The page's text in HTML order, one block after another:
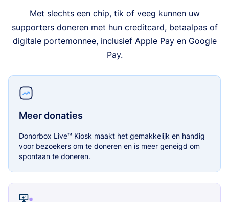
Met slechts een chip, tik of veeg kunnen uw
supporters doneren met hun creditcard, betaalpas of
digitale portemonnee, inclusief Apple Pay en Google
Pay.
Meer donaties
Donorbox Live™ Kiosk maakt het gemakkelijk en handig
voor bezoekers om te doneren en is meer geneigd om
spontaan te doneren.